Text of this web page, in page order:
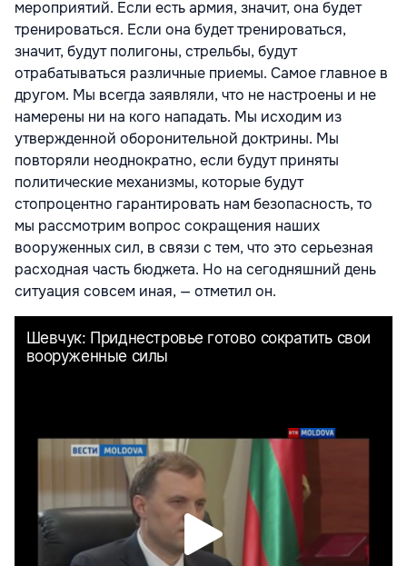
мероприятий. Если есть армия, значит, она будет
тренироваться. Если она будет тренироваться,
значит, будут полигоны, стрельбы, будут
отрабатываться различные приемы. Самое главное в
другом. Мы всегда заявляли, что не настроены и не
намерены ни на кого нападать. Мы исходим из
утвержденной оборонительной доктрины. Мы
повторяли неоднократно, если будут приняты
политические механизмы, которые будут
стопроцентно гарантировать нам безопасность, то
мы рассмотрим вопрос сокращения наших
вооруженных сил, в связи с тем, что это серьезная
расходная часть бюджета. Но на сегодняшний день
ситуация совсем иная, — отметил он.